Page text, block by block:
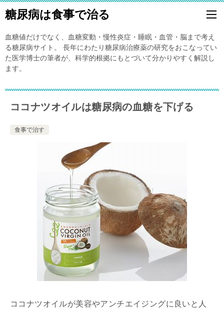
糖尿病は食事で治る
血糖値だけでなく、血糖変動・慢性炎症・睡眠・血管・脳まで考え
る糖尿病サイト。 長年にわたり糖尿病治療薬の研究をおこなってい
た医学博士の筆者が、科学的根拠にもとづいて分かりやすく解説し
ます。
ココナツオイルは糖尿病の血糖を下げる
食事で治す
ココナツオイルが美容やアンチエイジングに良いと人